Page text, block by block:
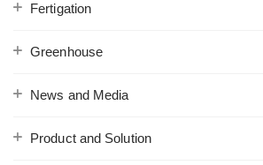
Fertigation
Greenhouse
News and Media
Product and Solution